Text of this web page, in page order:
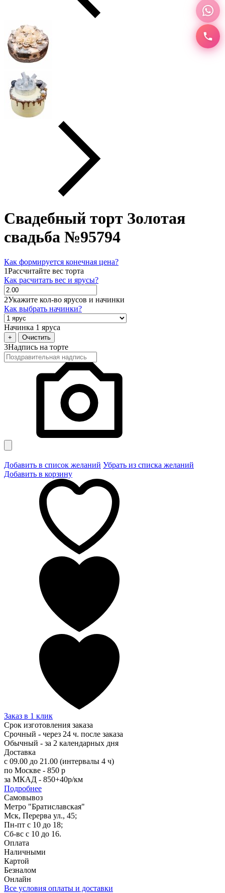
Свадебный торт Золотая
свадьба №95794
Как формируется конечная цена?
1Рассчитайте вес торта
Как расчитать вес и ярусы?
2Укажите кол-во ярусов и начинки
Как выбрать начинки?
Начинка 1 яруса
+ Очистить
3Надпись на торте
Добавить в список желаний Убрать из списка желаний
Добавить в корзину
Заказ в 1 клик
Срок изготовления заказа
Срочный - через 24 ч. после заказа
Обычный - за 2 календарных дня
Доставка
с 09.00 до 21.00 (интервалы 4 ч)
по Москве - 850 р
за МКАД - 850+40р/км
Подробнее
Самовывоз
Метро "Братиславская"
Мск, Перерва ул., 45;
Пн-пт с 10 до 18;
Сб-вс с 10 до 16.
Оплата
Наличными
Картой
Безналом
Онлайн
Все условия оплаты и доставки